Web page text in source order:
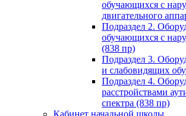
обучающихся с
двигательного
Подраздел 2.
обучающихся с
(838 пр)
Подраздел 3.
и слабовидящих
Подраздел 4.
расстройствами
спектра (838 пр)
Кабинет начальной школы